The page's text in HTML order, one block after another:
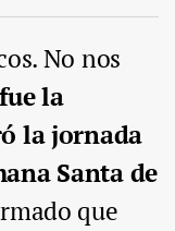
No nos
fue la
la jornada
Santa de
que